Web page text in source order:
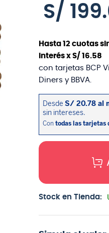
S/ 199.
Hasta 12cuotas
interés x S/ 16.58
con tarjetas BCP
Diners y BBVA.
Stock en Tienda: